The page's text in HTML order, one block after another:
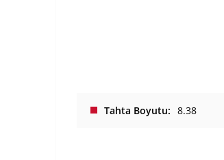
Tahta Boyutu 8.38